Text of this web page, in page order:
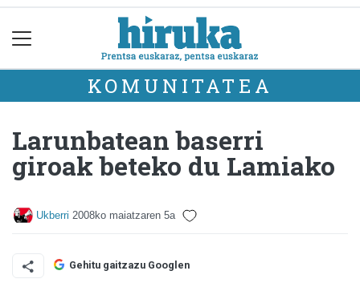
KOMUNITATEA
Larunbatean baserri
giroak beteko du Lamiako
Ukberri 2008ko maiatzaren 5a
Gehitu gaitzazu Googlen